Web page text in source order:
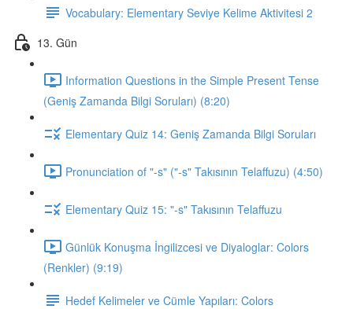
Vocabulary: Elementary Seviye Kelime Aktivitesi 2
13. Gün
Information Questions in the Simple Present Tense
(Geniş Zamanda Bilgi Soruları) (8:20)
Elementary Quiz 14: Geniş Zamanda Bilgi Soruları
Pronunciation of "-s" ("-s" Takısının Telaffuzu) (4:50)
Elementary Quiz 15: "-s" Takısının Telaffuzu
Günlük Konuşma İngilizcesi ve Diyaloglar: Colors
(Renkler) (9:19)
Hedef Kelimeler ve Cümle Yapıları: Colors